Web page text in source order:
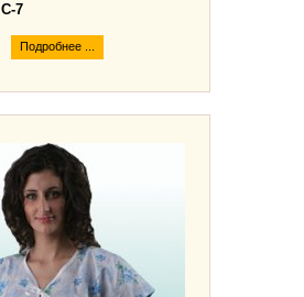
С-7
Подробнее ...